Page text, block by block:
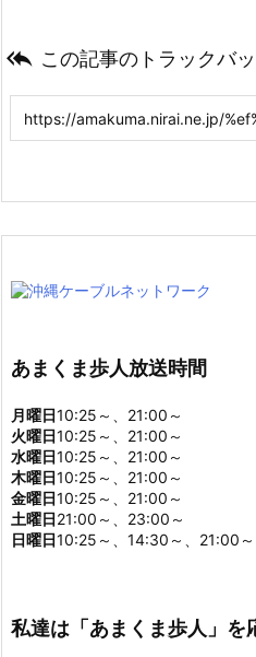
 この記事のトラックバ
あまくま歩人放送時間
月曜日10:25～、21:00～
火曜日10:25～、21:00～
水曜日10:25～、21:00～
木曜日10:25～、21:00～
金曜日10:25～、21:00～
土曜日21:00～、23:00～
日曜日10:25～、14:30～、21:00～
私達は「あまくま歩人」を